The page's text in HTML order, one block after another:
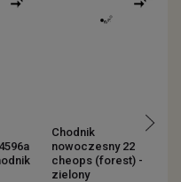
Chodnik
nowoczesny 22
cheops (forest) -
zielony